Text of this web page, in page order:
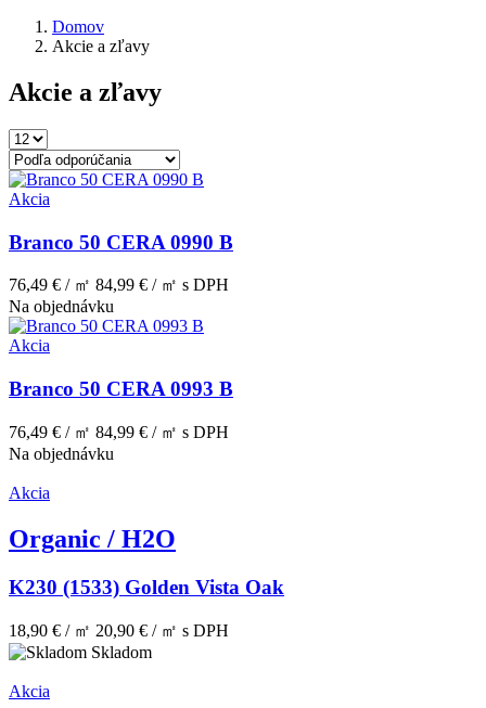
Domov
Akcie a zľavy
Akcie a zľavy
Akcia
Branco 50 CERA 0990 B
76,49 € / ㎡ 84,99 € / ㎡ s DPH
Na objednávku
Akcia
Branco 50 CERA 0993 B
76,49 € / ㎡ 84,99 € / ㎡ s DPH
Na objednávku
Akcia
Organic / H2O
K230 (1533) Golden Vista Oak
18,90 € / ㎡ 20,90 € / ㎡ s DPH
Skladom
Akcia